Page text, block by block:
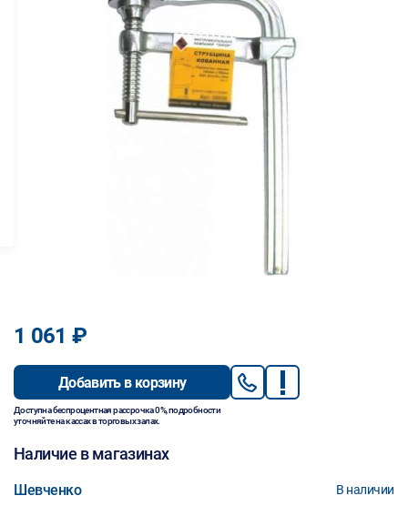
1 061 ₽
Добавить в корзину
Доступна беспроцентная рассрочка 0%, подробности
уточняйте на кассах в торговых залах.
Наличие в магазинах
Шевченко В наличии